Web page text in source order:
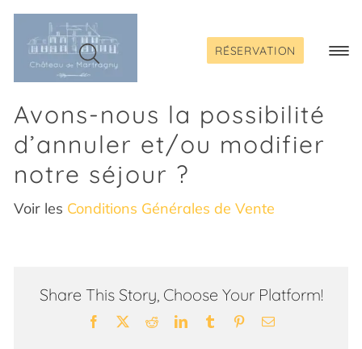
Passer
contenu
RÉSERVATION
Avons-nous la possibilité
d’annuler et/ou modifier
notre séjour ?
Voir les Conditions Générales de Vente
Share This Story, Choose Your Platform!
Facebook RedditLinkedInTumblr PinterestEmail